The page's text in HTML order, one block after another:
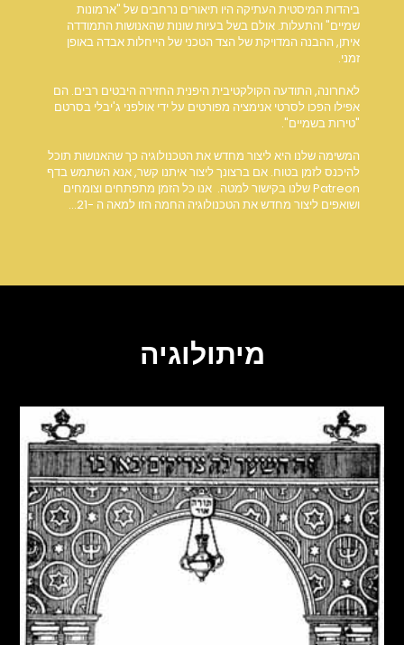
ביהדות המיסטית העתיקה היו תיאורים נרחבים של "ארמונות
שמיים" והתעלות. אולם בשל בעיות שונות שהאנושות התמודדה
איתן, ההבנה המדויקת של הצד הטכני של הייחלות אבדה באופן
זמני.
לאחרונה, התודעה הקולקטיבית היפנית החזירה היבטים רבים. הם
אפילו הפכו לסרטי אנימציה מפורטים על ידי אולפני ג'יבלי בסרטם
"טירות בשמיים".
המשימה שלנו היא ליצור מחדש את הטכנולוגיה כך שהאנושות תוכל
להיכנס לזמן בטוח. אם ברצונך ליצור איתנו קשר, אנא השתמש בדף
Patreon שלנו בקישור למטה. אנו כל הזמן מתפתחים וצומחים
ושואפים ליצור מחדש את הטכנולוגיה החמה הזו למאה ה -21...
מיתולוגיה